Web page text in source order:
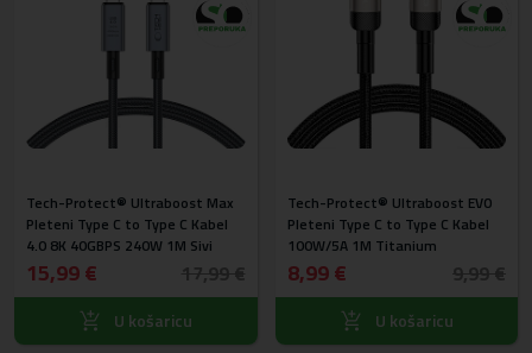
Tech-Protect® Ultraboost Max
Pleteni Type C to Type C Kabel
4.0 8K 40GBPS 240W 1M Sivi
15,99 €
U košaricu
Tech-Protect® Ultraboost EVO
Pleteni Type C to Type C Kabel
100W/5A 1M Titanium
8,99 €
U košaricu